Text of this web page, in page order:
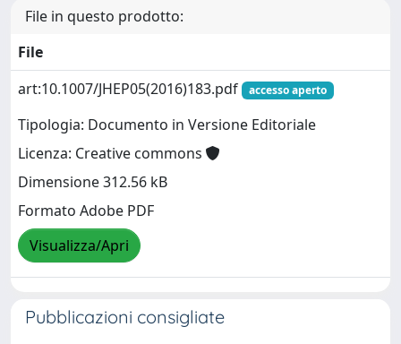
File in questo prodotto:
File
art:10.1007/JHEP05(2016)183.pdf
accesso aperto
Tipologia: Documento in Versione Editoriale
Licenza: Creative commons
Dimensione 312.56 kB
Formato Adobe PDF
Visualizza/Apri
Pubblicazioni consigliate